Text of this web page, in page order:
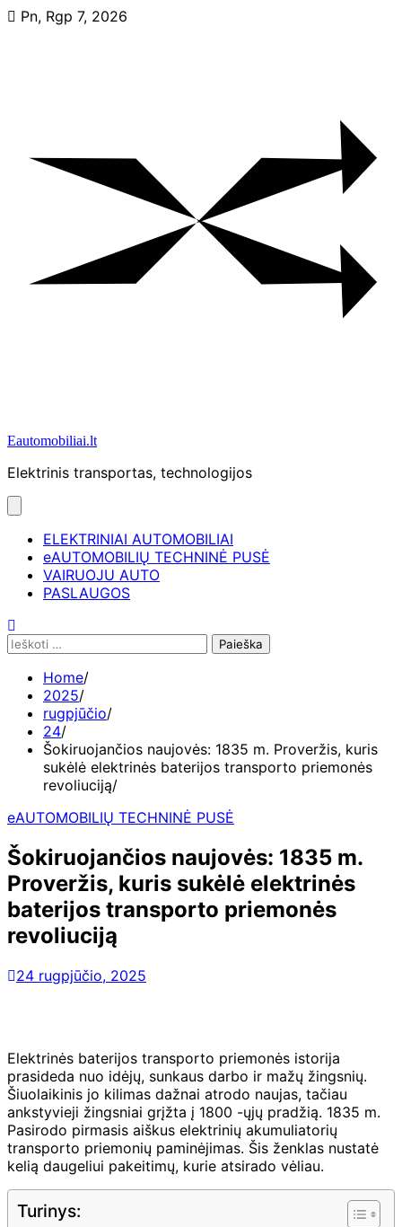
SkipPn, Rgp 7, 2026
Eautomobiliai.lt
Elektrinis transportas, technologijos
ELEKTRINIAI AUTOMOBILIAI
eAUTOMOBILIŲ TECHNINĖ PUSĖ
VAIRUOJU AUTO
PASLAUGOS
Ieškoti:
Home
2025
rugpjūčio
24
Šokiruojančios naujovės: 1835 m. Proveržis, kuris
sukėlė elektrinės baterijos transporto priemonės
revoliuciją
eAUTOMOBILIŲ TECHNINĖ PUSĖ
Šokiruojančios naujovės: 1835 m.
Proveržis, kuris sukėlė elektrinės
baterijos transporto priemonės
revoliuciją
24 rugpjūčio, 2025
Elektrinės baterijos transporto priemonės istorija
prasideda nuo idėjų, sunkaus darbo ir mažų žingsnių.
Šiuolaikinis jo kilimas dažnai atrodo naujas, tačiau
ankstyvieji žingsniai grįžta į 1800 -ųjų pradžią. 1835 m.
Pasirodo pirmasis aiškus elektrinių akumuliatorių
transporto priemonių paminėjimas. Šis ženklas nustatė
kelią daugeliui pakeitimų, kurie atsirado vėliau.
Turinys: